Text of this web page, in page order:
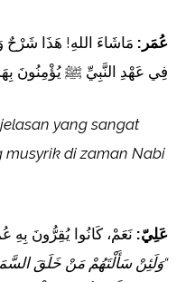
عُمَر: مَاشَاءَ اللهِ! هَذَا
فِي عَهْدِ النَّبِيِّ ﷺ يُؤْمِنُونَ
yang sangat
di zaman Nabi
عَلِيّ: نَعَمْ، كَانُوا يُقِرُّونَ بِهِ
“وَلَئِنْ سَأَلْتَهُمْ مَنْ خَلَقَ